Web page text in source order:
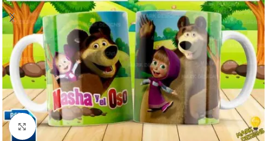
Click to enlarge